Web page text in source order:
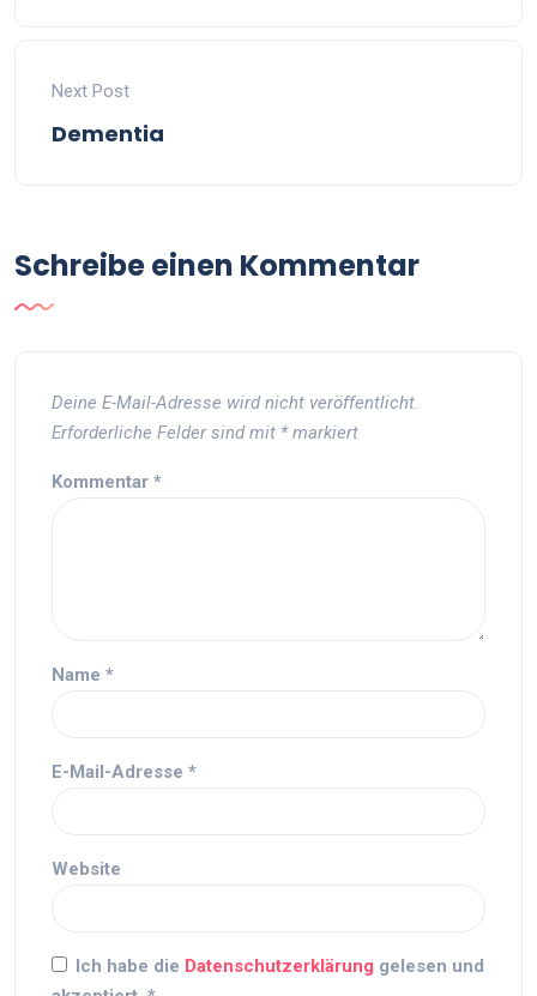
Next Post
Dementia
Schreibe einen Kommentar
Deine E-Mail-Adresse wird nicht veröffentlicht.
Erforderliche Felder sind mit *markiert
Kommentar *
Name *
E-Mail-Adresse *
Website
Ich habe die Datenschutzerklärung gelesen und